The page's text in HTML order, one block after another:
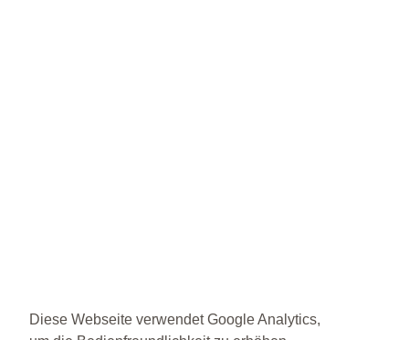
Diese Webseite verwendet Google Analytics,